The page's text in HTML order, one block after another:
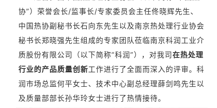
协”）荣誉会长/监事长/专家委员会主任佟晓辉先生、
中国热协副秘书长石向东先生以及南京热处理行业协会
秘书长郑晓强先生组成的专家团队莅临南京科润工业介
质股份有限公司（以下简称“科润”），对我司在热处理
行业的产品质量创新工作进行了全面而深入的评审。科
润市场总监何平女士、技术中心副总经理薛剑鸣先生以
及质量部部长孙华玲女士进行了热情接待。